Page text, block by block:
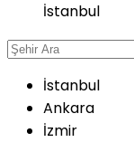
İstanbul
İstanbul
Ankara
İzmir